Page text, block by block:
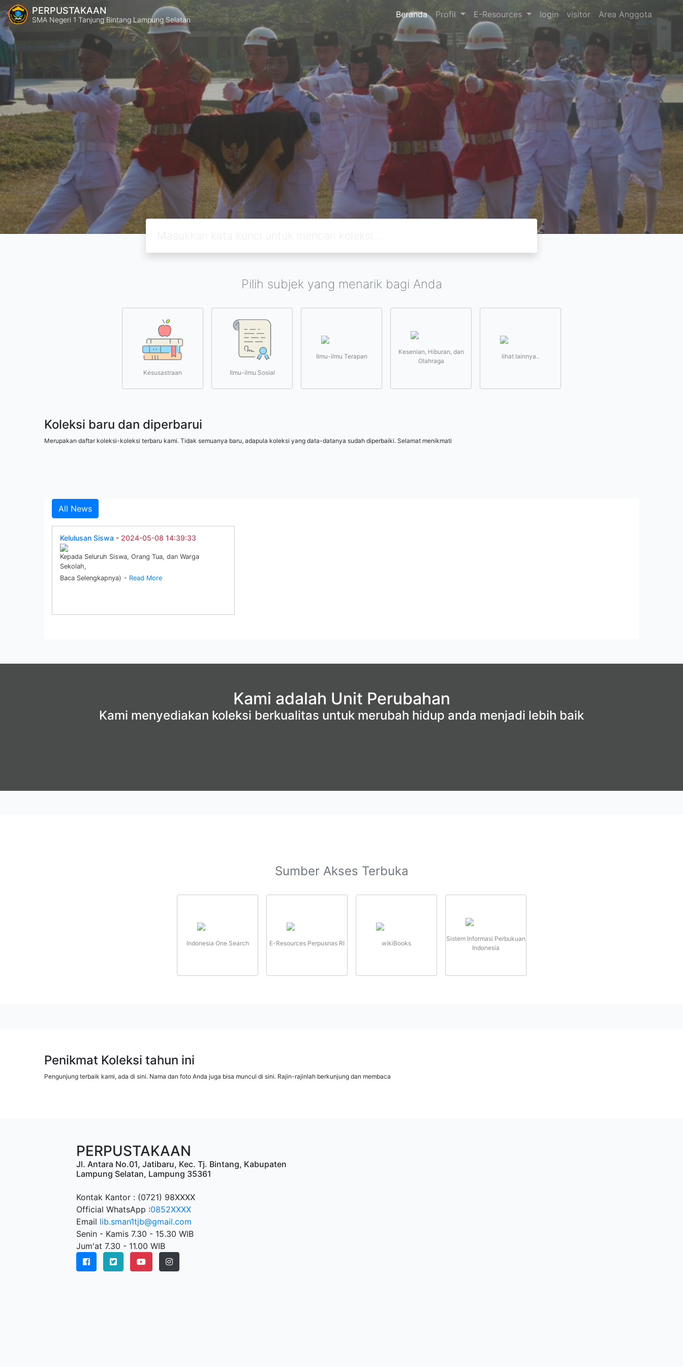
PERPUSTAKAAN
SMA Negeri 1 Tanjung Bintang Lampung Selatan Beranda Profil E-Resources login visitor Area Anggota
Pilih subjek yang menarik bagi Anda
Kesusastraan Ilmu-ilmu Sosial
Ilmu-ilmu Terapan
Kesenian, Hiburan, dan
Olahraga
lihat lainnya..
Koleksi baru dan diperbarui
Merupakan daftar koleksi-koleksi terbaru kami. Tidak semuanya baru, adapula koleksi yang data-datanya sudah diperbaiki. Selamat menikmati
All News
Kelulusan Siswa - 2024-05-08 14:39:33
Kepada Seluruh Siswa, Orang Tua, dan Warga
Sekolah,
Baca Selengkapnya) - Read More
Kami adalah Unit Perubahan
Kami menyediakan koleksi berkualitas untuk merubah hidup anda menjadi lebih baik
Sumber Akses Terbuka
Indonesia One Search E-Resources Perpusnas RI wikiBooks
Sistem Informasi Perbukuan
Indonesia
Penikmat Koleksi tahun ini
Pengunjung terbaik kami, ada di sini. Nama dan foto Anda juga bisa muncul di sini. Rajin-rajinlah berkunjung dan membaca
PERPUSTAKAAN
Jl. Antara No.01, Jatibaru, Kec. Tj. Bintang, Kabupaten
Lampung Selatan, Lampung 35361
Kontak Kantor : (0721) 98XXXX
Official WhatsApp :0852XXXX
Email lib.sman1tjb@gmail.com
Senin - Kamis 7.30 - 15.30 WIB
Jum'at 7.30 - 11.00 WIB